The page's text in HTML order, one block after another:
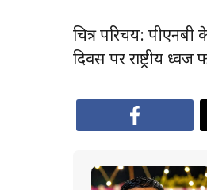
चित्र परिचय:
दिवस पर राष्ट्रीय ध्वज